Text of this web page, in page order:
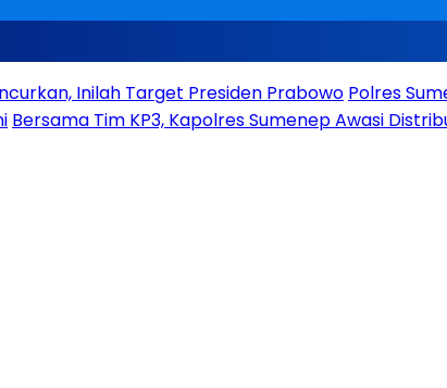
Inilah Target Presiden Prabowo Polres
Bersama Tim KP3, Kapolres Sumenep Awasi